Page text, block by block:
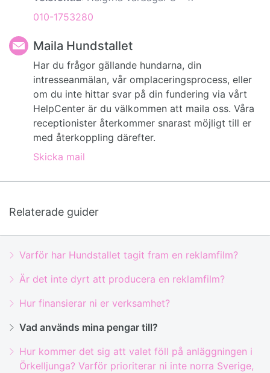
010-1753280
Maila Hundstallet
Har du frågor gällande hundarna, din
intresseanmälan, vår omplaceringsprocess, eller
om du inte hittar svar på din fundering via vårt
HelpCenter är du välkommen att maila oss. Våra
receptionister återkommer snarast möjligt till er
med återkoppling därefter.
Skicka mail
Relaterade guider
Varför har Hundstallet tagit fram en reklamfilm?
Är det inte dyrt att producera en reklamfilm?
Hur finansierar ni er verksamhet?
Vad används mina pengar till?
Hur kommer det sig att valet föll på anläggningen i
Örkelljunga? Varför prioriterar ni inte norra Sverige,